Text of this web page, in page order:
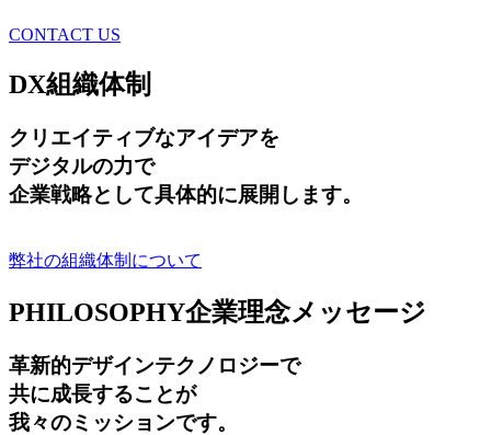
CONTACT US
DX組織体制
クリエイティブなアイデアを
デジタルの力で
企業戦略として具体的に展開します。
弊社の組織体制について
PHILOSOPHY企業理念メッセージ
革新的デザインテクノロジーで
共に成長することが
我々のミッションです。